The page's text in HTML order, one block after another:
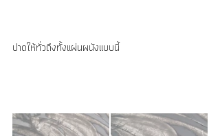
ปาดให้ทั่วถึงทั้งแผ่นผนังแบบนี้